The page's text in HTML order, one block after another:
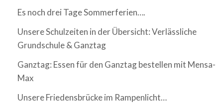
Es noch drei Tage Sommerferien….
Unsere Schulzeiten in der Übersicht: Verlässliche
Grundschule & Ganztag
Ganztag: Essen für den Ganztag bestellen mit Mensa-
Max
Unsere Friedensbrücke im Rampenlicht…